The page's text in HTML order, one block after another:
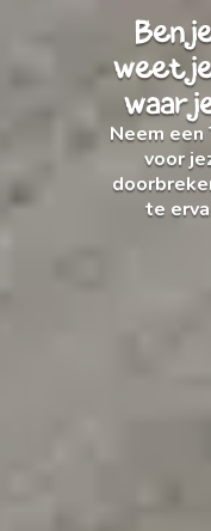
Ben
weet
waar
Neem
voor
te